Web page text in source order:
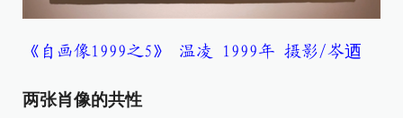
《自画像1999之5》 温凌 1999年 摄影/岑迺
两张肖像的共性